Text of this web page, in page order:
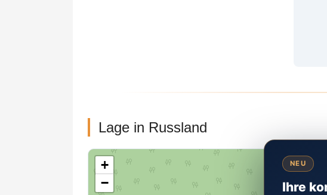
Lage in Russland
+
−
NEU
Ihre